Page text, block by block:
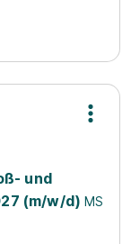
und
(m/w/d) MS